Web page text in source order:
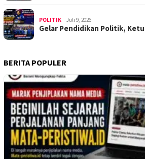
POLITIK Juli 9, 2026
Gelar Pendidikan Politik,
BERITA POPULER